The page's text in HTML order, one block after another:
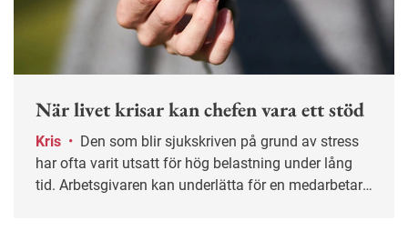
När livet krisar kan chefen vara ett stöd
Kris •
har ofta varit utsatt för hög belastning under lång
tid. Arbetsgivaren kan underlätta för en medarbetare